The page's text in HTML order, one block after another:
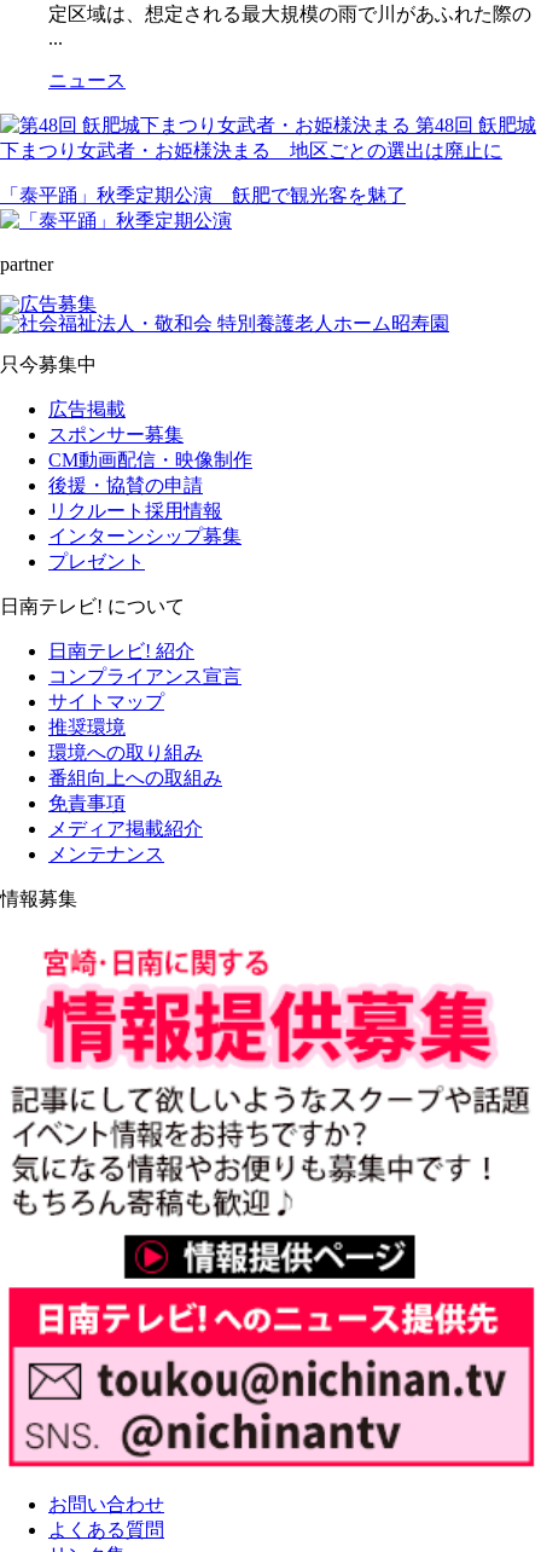
定区域は、想定される最大規模の雨で川があふれた際の
...
ニュース
第48回 飫肥城
下まつり女武者・お姫様決まる 地区ごとの選出は廃止に
「泰平踊」秋季定期公演 飫肥で観光客を魅了
partner
只今募集中
広告掲載
スポンサー募集
CM動画配信・映像制作
後援・協賛の申請
リクルート採用情報
インターンシップ募集
プレゼント
日南テレビ! について
日南テレビ! 紹介
コンプライアンス宣言
サイトマップ
推奨環境
環境への取り組み
番組向上への取組み
免責事項
メディア掲載紹介
メンテナンス
情報募集
お問い合わせ
よくある質問